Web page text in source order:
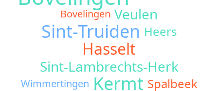
Bovelingen Veulen
Sint-Truiden Heers
Hasselt
Sint-Lambrechts-Herk
Wimmertingen Kermt Spalbeek